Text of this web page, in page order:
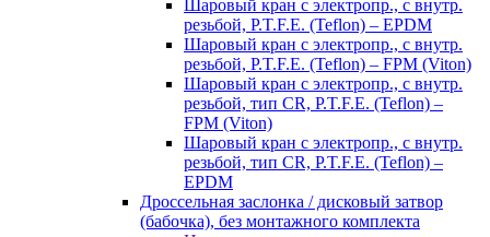
Шаровый кран с электропр., с внутр.
резьбой, P.T.F.E. (Teflon) – EPDM
Шаровый кран с электропр., с внутр.
резьбой, P.T.F.E. (Teflon) – FPM (Viton)
Шаровый кран с электропр., с внутр.
резьбой, тип CR, P.T.F.E. (Teflon) –
FPM (Viton)
Шаровый кран с электропр., с внутр.
резьбой, тип CR, P.T.F.E. (Teflon) –
EPDM
Дроссельная заслонка / дисковый затвор
(бабочка), без монтажного комплекта